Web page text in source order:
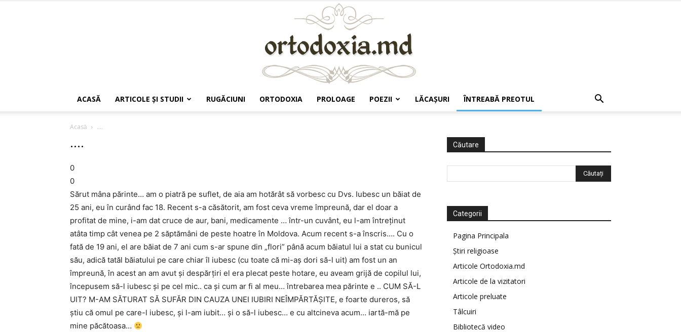
ACASĂ ARTICOLE ŞI STUDII RUGĂCIUNI ORTODOXIA PROLOAGE POEZII LĂCAŞURI ÎNTREABĂ PREOTUL
Acasă ....
....
0
0
Sărut mâna părinte… am o piatră pe suflet, de aia am hotărât să vorbesc cu Dvs. Iubesc un băiat de
25 ani, eu în curând fac 18. Recent s-a căsătorit, am fost ceva vreme împreună, dar el doar a
profitat de mine, i-am dat cruce de aur, bani, medicamente … într-un cuvânt, eu l-am întreţinut
atâta timp cât venea pe 2 săptămâni de peste hoatre în Moldova. Acum recent s-a înscris…. Cu o
fată de 19 ani, el are băiat de 7 ani cum s-ar spune din „flori” până acum băiatul lui a stat cu bunicul
său, adică tatăl băiatului pe care chiar îl iubesc (cu toate că mi-aş dori să-l uit) am fost un an
împreună, în acest an am avut şi despărţiri el era plecat peste hotare, eu aveam grijă de copilul lui,
începusem să-l iubesc şi pe cel mic.. ca şi cum ar fi al meu… întrebarea mea părinte e .. CUM SĂ-L
UIT? M-AM SĂTURAT SĂ SUFĂR DIN CAUZA UNEI IUBIRI NEÎMPĂRTĂŞITE, e foarte dureros, să
ştiu că omul pe care-l iubesc, şi l-am iubit… şi o să-l iubesc… e cu altcineva acum… iartă-mă pe
mine păcătoasa…
Căutare
Categorii
Pagina Principala
Știri religioase
Articole Ortodoxia.md
Articole de la vizitatori
Articole preluate
Tâlcuiri
Bibliotecă video